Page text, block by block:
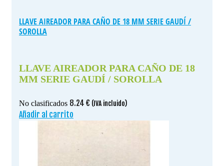
LLAVE AIREADOR PARA CAÑO DE 18 MM SERIE GAUDÍ /
SOROLLA
LLAVE AIREADOR PARA CAÑO DE 18
MM SERIE GAUDÍ / SOROLLA
No clasificados 8.24 € (IVA incluido)
Añadir al carrito